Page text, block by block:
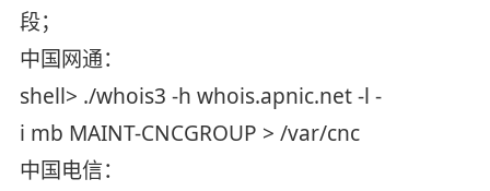
段；
中国网通：
shell> ./whois3 -h whois.apnic.net -l -
i mb MAINT-CNCGROUP > /var/cnc
中国电信：